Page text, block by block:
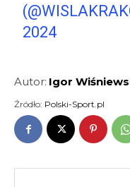
2024
Autor: Igor
Źródło: Polski-Sport.pl